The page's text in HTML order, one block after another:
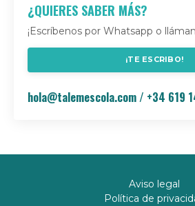
¿QUIERES SABER MÁS?
¡Escríbenos por Whatsapp o
¡TE ESCRIBO!
hola@talemescola.com/ +34 619
Aviso legal
Política de